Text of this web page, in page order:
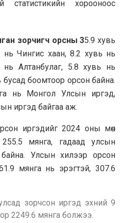
статистикийн хорооноос
зорчигч орсны 35.9 хувь
Чингис хаан, 8.2 хувь нь
нь Алтанбулаг, 5.8 хувь нь
боомтоор орсон байна.
нь Монгол Улсын иргэд,
иргэд байгаа аж.
иргэдийг 2024 оны мөн
255.5 мянга, гадаад улсын
Улсын хилээр орсон
мянга нь эрэгтэй, 307.6
зорчсон иргэд эхний 9
2249.6 мянга болжээ.